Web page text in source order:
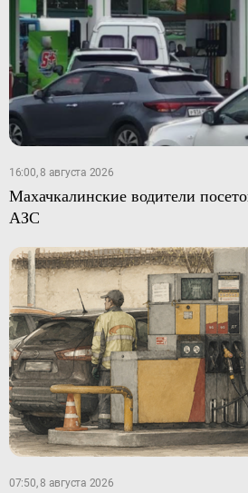
16:00, 8 августа 2026
Махачкалинские водители
АЗС
07:50, 8 августа 2026